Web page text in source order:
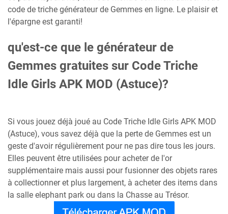
code de triche générateur de Gemmes en ligne. Le plaisir et
l'épargne est garanti!
qu'est-ce que le générateur de
Gemmes gratuites sur Code Triche
Idle Girls APK MOD (Astuce)?
Si vous jouez déjà joué au Code Triche Idle Girls APK MOD
(Astuce), vous savez déjà que la perte de Gemmes est un
geste d'avoir régulièrement pour ne pas dire tous les jours.
Elles peuvent être utilisées pour acheter de l'or
supplémentaire mais aussi pour fusionner des objets rares
à collectionner et plus largement, à acheter des items dans
la salle elephant park ou dans la Chasse au Trésor.